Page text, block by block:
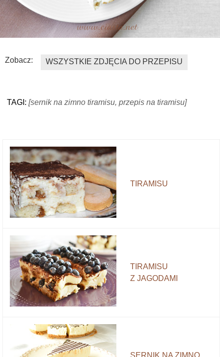
Zobacz: WSZYSTKIE ZDJĘCIA DO PRZEPISU
TAGI: [sernik na zimno tiramisu, przepis na tiramisu]
TIRAMISU
TIRAMISU
Z JAGODAMI
SERNIK NA ZIMNO